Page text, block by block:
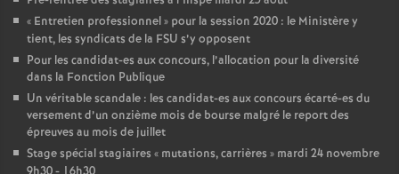
« Entretien professionnel» pour la session 2020 : le Ministère y
tient, les syndicats de la FSU s’y opposent
Pour les candidat-es aux concours, l’allocation pour la diversité
dans la Fonction Publique
Un véritable scandale : les candidat-es aux concours écarté-es du
versement d’un onzième mois de bourse malgré le report des
épreuves au mois de juillet
Stage spécial stagiaires « mutations, carrières » mardi 24 novembre